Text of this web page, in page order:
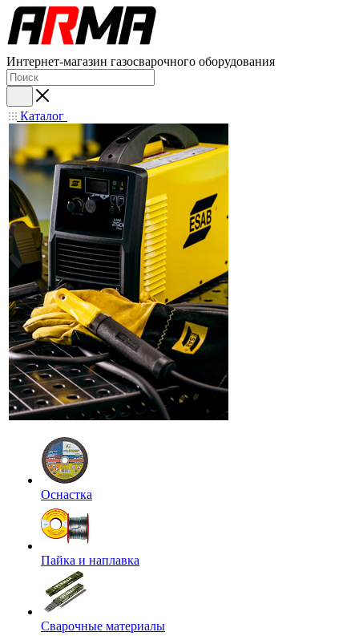
Интернет-магазин газосварочного оборудования
Каталог
Оснастка
Пайка и наплавка
Сварочные материалы